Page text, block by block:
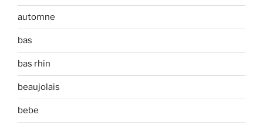
automne
bas
bas rhin
beaujolais
bebe